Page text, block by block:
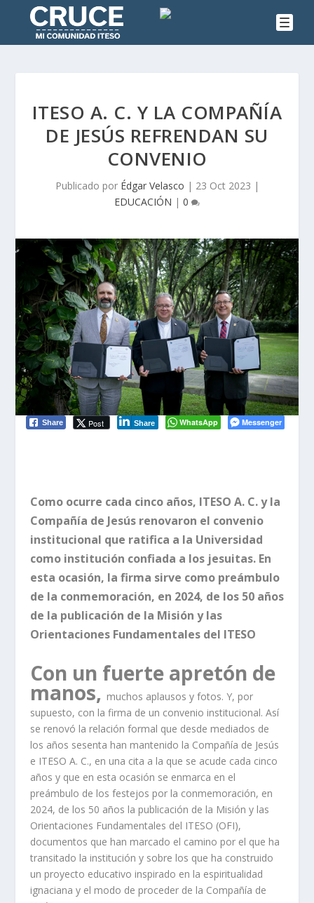
ITESO A. C. Y LA COMPAÑÍA
DE JESÚS REFRENDAN SU
CONVENIO
Publicado por Édgar Velasco | 23 Oct 2023 |
EDUCACIÓN | 0
Share Post Share WhatsApp Messenger
Como ocurre cada cinco años, ITESO A. C. y la
Compañía de Jesús renovaron el convenio
institucional que ratifica a la Universidad
como institución confiada a los jesuitas. En
esta ocasión, la firma sirve como preámbulo
de la conmemoración, en 2024, de los 50 años
de la publicación de la Misión y las
Orientaciones Fundamentales del ITESO
Con un fuerte apretón de
manos, muchos aplausos y fotos. Y, por
supuesto, con la firma de un convenio institucional. Así
se renovó la relación formal que desde mediados de
los años sesenta han mantenido la Compañía de Jesús
e ITESO A. C., en una cita a la que se acude cada cinco
años y que en esta ocasión se enmarca en el
preámbulo de los festejos por la conmemoración, en
2024, de los 50 años la publicación de la Misión y las
Orientaciones Fundamentales del ITESO (OFI),
documentos que han marcado el camino por el que ha
transitado la institución y sobre los que ha construido
un proyecto educativo inspirado en la espiritualidad
ignaciana y el modo de proceder de la Compañía de